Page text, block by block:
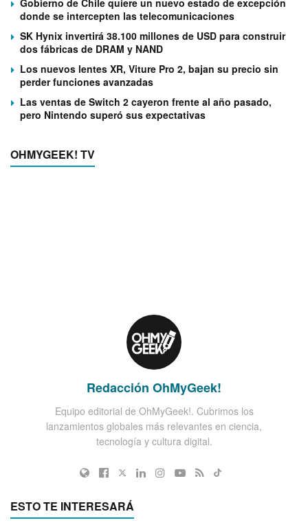
Gobierno de Chile quiere un nuevo estado de excepción
donde se intercepten las telecomunicaciones
SK Hynix invertirá 38.100 millones de USD para construir
dos fábricas de DRAM y NAND
Los nuevos lentes XR, Viture Pro 2, bajan su precio sin
perder funciones avanzadas
Las ventas de Switch 2 cayeron frente al año pasado,
pero Nintendo superó sus expectativas
OHMYGEEK! TV
Redacción OhMyGeek!
Equipo editorial de OhMyGeek!. Cubrimos los
lanzamientos globales más relevantes en ciencia,
tecnología y cultura digital.
ESTO TE INTERESARÁ